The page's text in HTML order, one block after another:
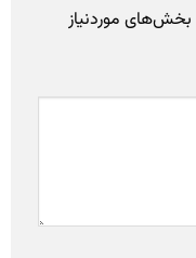
بخش‌های موردنیاز